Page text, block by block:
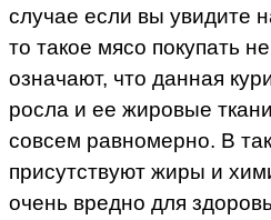
случае если вы увидите
то такое мясо покупать
означают, что данная
росла и ее жировые
совсем равномерно. В
присутствуют жиры и
очень вредно для